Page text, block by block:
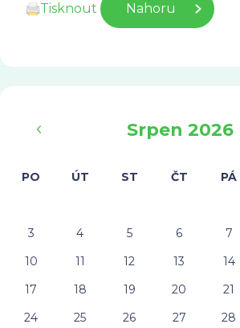
Tisknout Nahoru
Srpen 2026
PO ÚT ST ČT PÁ
3
4 5 6 7
10
11 12 13 14
17
18 19 20 21
24
25 26 27 28